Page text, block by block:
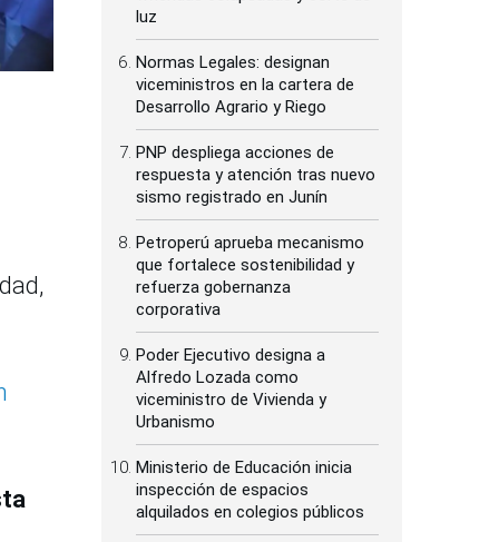
luz
Normas Legales: designan
viceministros en la cartera de
Desarrollo Agrario y Riego
PNP despliega acciones de
respuesta y atención tras nuevo
sismo registrado en Junín
Petroperú aprueba mecanismo
que fortalece sostenibilidad y
refuerza gobernanza
corporativa
Poder Ejecutivo designa a
Alfredo Lozada como
viceministro de Vivienda y
Urbanismo
Ministerio de Educación inicia
inspección de espacios
alquilados en colegios públicos